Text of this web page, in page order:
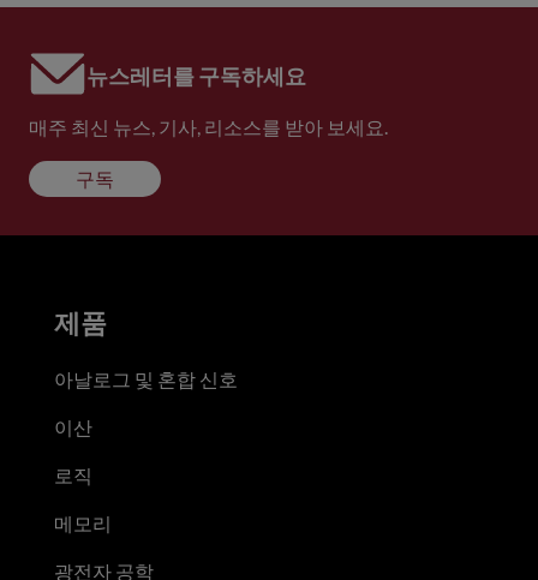
뉴스레터를 구독하세요
매주 최신 뉴스, 기사, 리소스를 받아 보세요.
구독
제품
아날로그 및 혼합 신호
이산
로직
메모리
광전자 공학